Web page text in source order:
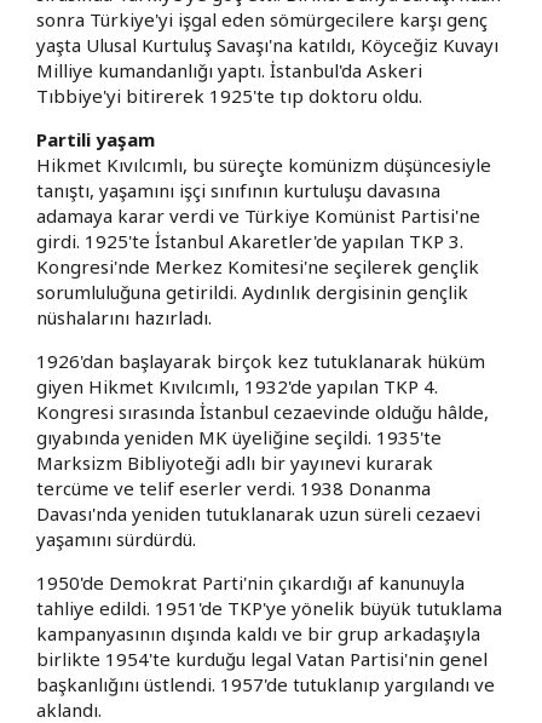
sonra Türkiye'yi işgal eden sömürgecilere karşı genç
yaşta Ulusal Kurtuluş Savaşı'na katıldı, Köyceğiz Kuvayı
Milliye kumandanlığı yaptı. İstanbul'da Askeri
Tıbbiye'yi bitirerek 1925'te tıp doktoru oldu.
Partili yaşam
Hikmet Kıvılcımlı, bu süreçte komünizm düşüncesiyle
tanıştı, yaşamını işçi sınıfının kurtuluşu davasına
adamaya karar verdi ve Türkiye Komünist Partisi'ne
girdi. 1925'te İstanbul Akaretler'de yapılan TKP 3.
Kongresi'nde Merkez Komitesi'ne seçilerek gençlik
sorumluluğuna getirildi. Aydınlık dergisinin gençlik
nüshalarını hazırladı.
1926'dan başlayarak birçok kez tutuklanarak hüküm
giyen Hikmet Kıvılcımlı, 1932'de yapılan TKP 4.
Kongresi sırasında İstanbul cezaevinde olduğu hâlde,
gıyabında yeniden MK üyeliğine seçildi. 1935'te
Marksizm Bibliyoteği adlı bir yayınevi kurarak
tercüme ve telif eserler verdi. 1938 Donanma
Davası'nda yeniden tutuklanarak uzun süreli cezaevi
yaşamını sürdürdü.
1950'de Demokrat Parti'nin çıkardığı af kanunuyla
tahliye edildi. 1951'de TKP'ye yönelik büyük tutuklama
kampanyasının dışında kaldı ve bir grup arkadaşıyla
birlikte 1954'te kurduğu legal Vatan Partisi'nin genel
başkanlığını üstlendi. 1957'de tutuklanıp yargılandı ve
aklandı.